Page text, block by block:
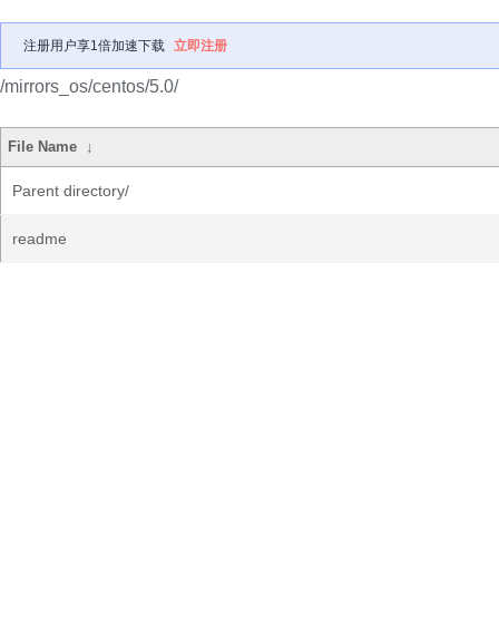
注册用户享1倍加速下载 立即注册
/mirrors_os/centos/5.0/
File Name ↓
Parent directory/
readme